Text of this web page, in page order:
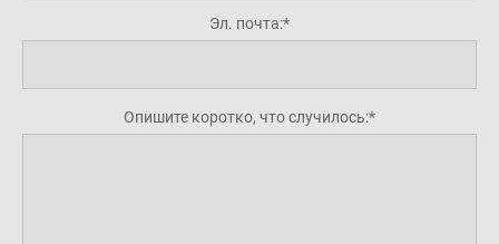
Эл. почта:
Опишите коротко, что случилось: